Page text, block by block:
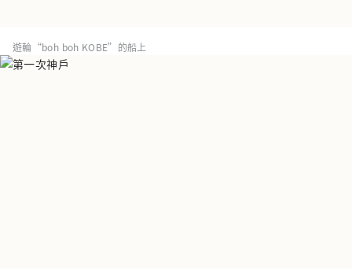
遊輪“boh boh KOBE”的船上